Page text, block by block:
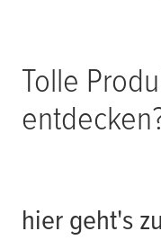
Tolle
hier geht's